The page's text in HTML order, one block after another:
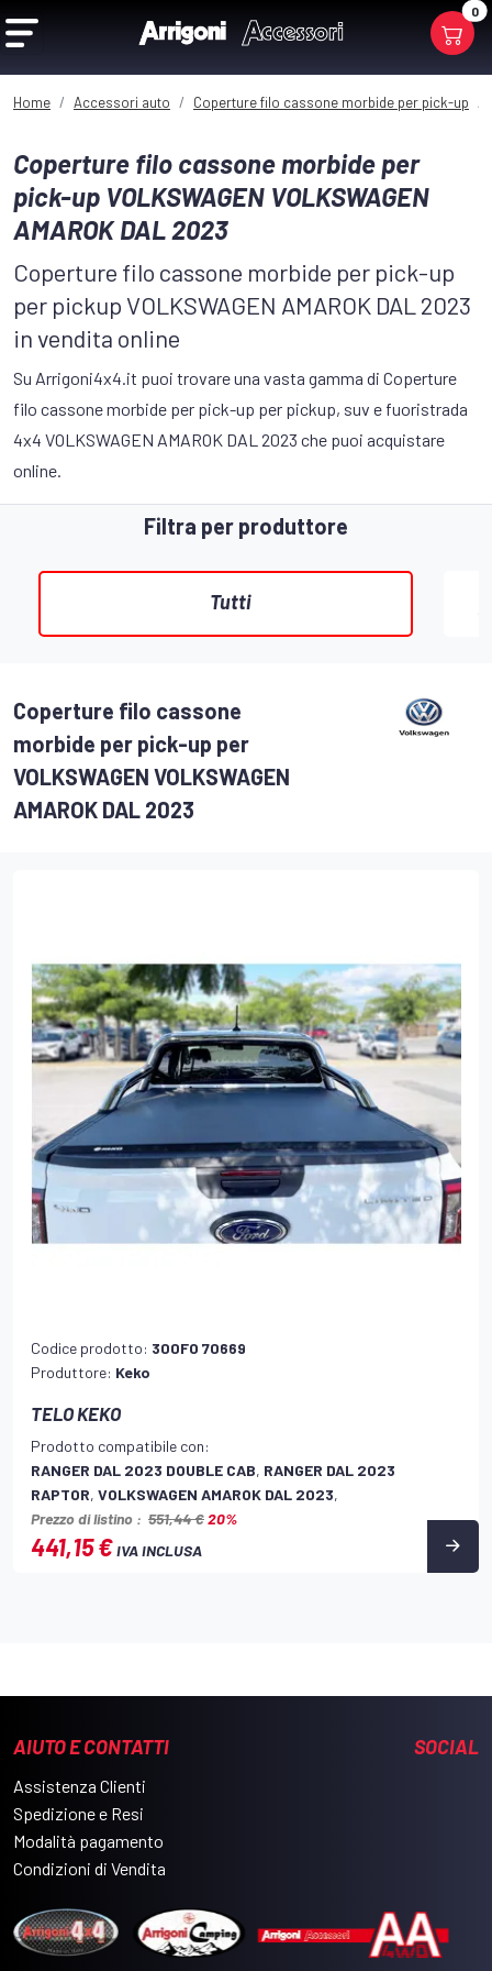
0
Home Accessori auto Coperture filo cassone morbide per pick-up
Coperture filo cassone morbide per
pick-up VOLKSWAGEN VOLKSWAGEN
AMAROK DAL 2023
Coperture filo cassone morbide per pick-up
per pickup VOLKSWAGEN AMAROK DAL 2023
in vendita online
Su Arrigoni4x4.it puoi trovare una vasta gamma di Coperture
filo cassone morbide per pick-up per pickup, suv e fuoristrada
4x4 VOLKSWAGEN AMAROK DAL 2023 che puoi acquistare
online.
Filtra per produttore
Tutti
Coperture filo cassone
morbide per pick-up per
VOLKSWAGEN VOLKSWAGEN
AMAROK DAL 2023
Codice prodotto: 300FO 70669
Produttore: Keko
TELO KEKO
Prodotto compatibile con:
RANGER DAL 2023 DOUBLE CAB, RANGER DAL 2023
RAPTOR, VOLKSWAGEN AMAROK DAL 2023,
Prezzo di listino : 551,44 €20%
441,15 €IVA INCLUSA
AIUTO E CONTATTI
Assistenza Clienti
Spedizione e Resi
Modalità pagamento
Condizioni di Vendita
SOCIAL